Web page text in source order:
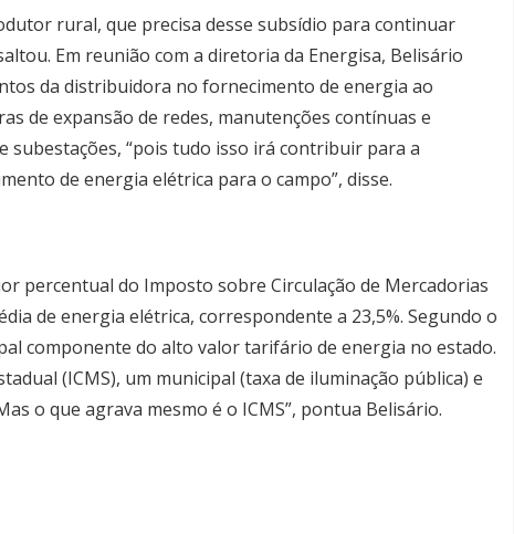
rural, que precisa desse subsídio para continuar
Em reunião com a diretoria da Energisa, Belisário
da distribuidora no fornecimento de energia ao
de expansão de redes, manutenções contínuas e
subestações, “pois tudo isso irá contribuir para a
de energia elétrica para o campo”, disse.
percentual do Imposto sobre Circulação de Mercadorias
de energia elétrica, correspondente a 23,5%. Segundo o
componente do alto valor tarifário de energia no estado.
(ICMS), um municipal (taxa de iluminação pública) e
o que agrava mesmo é o ICMS”, pontua Belisário.